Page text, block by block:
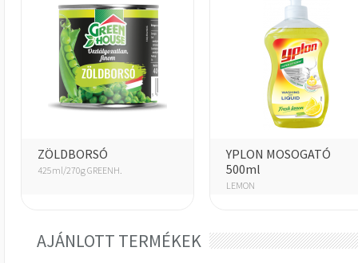
ZÖLDBORSÓ
425ml/270g GREENH.
YPLON MOSOGATÓ
500ml
LEMON
AJÁNLOTT TERMÉKEK